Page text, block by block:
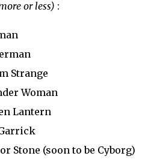
or less) :
Strange
Woman
Lantern
Stone (soon to be Cyborg)